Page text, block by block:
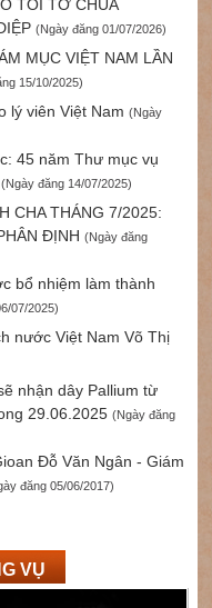
TÔI TỚ CHÚA
(Ngày đăng 01/07/2026)
MỤC VIỆT NAM LẦN
15/10/2025)
lý viên Việt Nam(Ngày
45 năm Thư mục vụ
(Ngày đăng 14/07/2025)
CHA THÁNG 7/2025:
ĐỊNH(Ngày đăng
bổ nhiệm làm thành
07/2025)
nước Việt Nam Võ Thị
nhận dây Pallium từ
29.06.2025(Ngày đăng
Đỗ Văn Ngân - Giám
đăng 05/06/2017)
VỤ